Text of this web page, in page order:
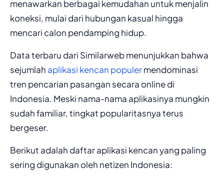
menawarkan berbagai kemudahan untuk menjalin
koneksi, mulai dari hubungan kasual hingga
mencari calon pendamping hidup.
Data terbaru dari Similarweb menunjukkan bahwa
sejumlah aplikasi kencan populermendominasi
tren pencarian pasangan secara online di
Indonesia. Meski nama-nama aplikasinya mungkin
sudah familiar, tingkat popularitasnya terus
bergeser.
Berikut adalah daftar aplikasi kencan yang paling
sering digunakan oleh netizen Indonesia: